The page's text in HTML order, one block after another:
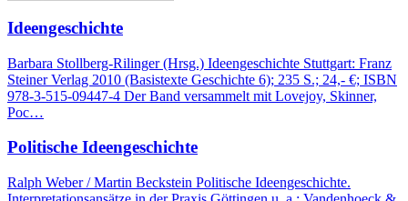
Ideengeschichte
Barbara Stollberg-Rilinger (Hrsg.) Ideengeschichte Stuttgart: Franz
Steiner Verlag 2010 (Basistexte Geschichte 6); 235 S.; 24,- €; ISBN
978-3-515-09447-4 Der Band versammelt mit Lovejoy, Skinner,
Poc…
Politische Ideengeschichte
Ralph Weber / Martin Beckstein Politische Ideengeschichte.